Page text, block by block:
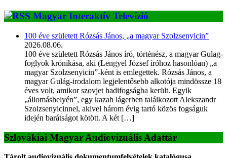
Magyar Interaktív Televízió
100 éve született Rózsás János, „a magyar Szolzsenyicin”
2026.08.06.
100 éve született Rózsás János író, történész, a magyar Gulag-
foglyok krónikása, aki (Lengyel József íróhoz hasonlóan) „a
magyar Szolzsenyicin”-ként is emlegettek. Rózsás János, a
magyar Gulág-irodalom legjelentősebb alkotója mindössze 18
éves volt, amikor szovjet hadifogságba került. Egyik
„állomáshelyén”, egy kazah lágerben találkozott Alekszandr
Szolzsenyicinnel, akivel három évig tartó közös fogságuk
idején barátságot kötött. A két […]
Szlovákiai Magyar Audiovizuális Adattár